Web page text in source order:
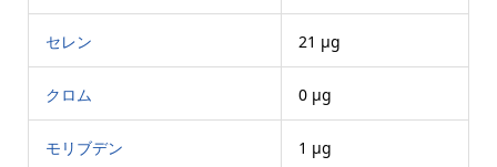
セレン 21 μg
クロム 0 μg
モリブデン 1 μg